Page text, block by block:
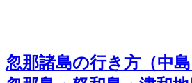
忽那諸島の行き方（中